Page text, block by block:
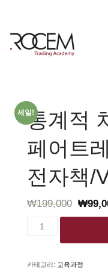
세일!통계적
페어트
전자책/
₩199,000 ₩
통계적
페어트레이딩
전자책/VOD
카테고리: 교육과정